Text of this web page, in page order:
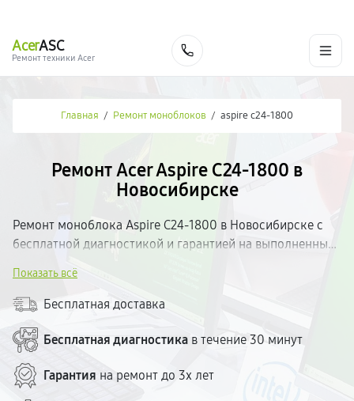
AcerASC
Ремонт техники Acer
Главная / Ремонт моноблоков / aspire c24‑1800
Ремонт Acer Aspire C24‑1800 в
Новосибирске
Ремонт моноблока Aspire C24‑1800 в Новосибирске с
бесплатной диагностикой и гарантией на выполненные
стоимость и приступим к ремонту. Используем
качественные комплектующие и современное
обращения. Прозрачные цены.
Показать всё
Бесплатная доставка
Бесплатная диагностика в течение 30 минут
Гарантия на ремонт до 3х лет